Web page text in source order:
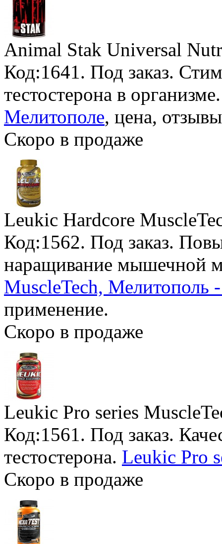
Animal Stak Universal
Код:1641. Под заказ.
тестостерона в
Мелитополе, цена,
Скоро в продаже
Leukic Hardcore
Код:1562. Под заказ.
наращивание мышечной
MuscleTech, Мелитополь
применение.
Скоро в продаже
Leukic Pro series
Код:1561. Под заказ.
тестостерона. Leukic Pro
Скоро в продаже